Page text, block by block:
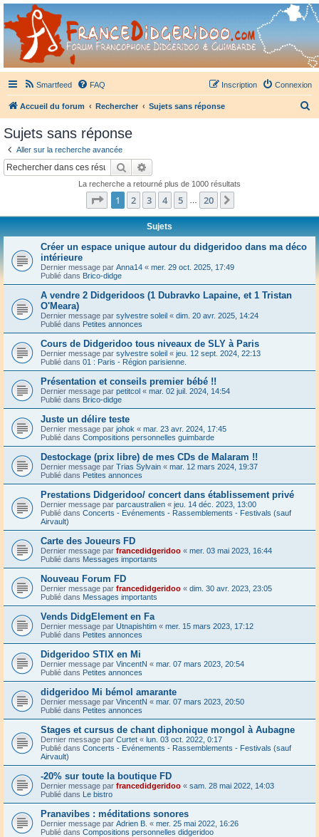
France Didgeridoo
Didgeridoo et Guimbarde sur France Didgeridoo - retrouvez la communauté.
Smartfeed FAQ Connexion
Inscription
Accueil du forum Rechercher Sujets sans réponse
Sujets sans réponse
Aller sur la recherche avancée
Rechercher
La recherche a retourné plus de 1000 résultats
Page 1sur20
1 2 3 4 5 20
Sujets
Créer un espace unique autour du didgeridoo dans ma déco
intérieure
Dernier message par Anna14 « mer. 29 oct. 2025, 17:49
Publié dans Brico-didge
A vendre 2 Didgeridoos (1 Dubravko Lapaine, et 1 Tristan
O'Meara)
Dernier message par sylvestre soleil « dim. 20 avr. 2025, 14:24
Publié dans Petites annonces
Cours de Didgeridoo tous niveaux de SLY à Paris
Dernier message par sylvestre soleil « jeu. 12 sept. 2024, 22:13
Publié dans 01 : Paris - Région parisienne.
Présentation et conseils premier bébé !!
Dernier message par petitcol « mar. 02 juil. 2024, 14:54
Publié dans Brico-didge
Juste un délire teste
Dernier message par johok « mar. 23 avr. 2024, 17:45
Publié dans Compositions personnelles guimbarde
Destockage (prix libre) de mes CDs de Malaram !!
Dernier message par Trias Sylvain « mar. 12 mars 2024, 19:37
Publié dans Petites annonces
Prestations Didgeridoo/ concert dans établissement privé
Dernier message par parcaustralien « jeu. 14 déc. 2023, 13:00
Publié dans Concerts - Evénements - Rassemblements - Festivals (sauf
Airvault)
Carte des Joueurs FD
Dernier message par francedidgeridoo « mer. 03 mai 2023, 16:44
Publié dans Messages importants
Nouveau Forum FD
Dernier message par francedidgeridoo « dim. 30 avr. 2023, 23:05
Publié dans Messages importants
Vends DidgElement en Fa
Dernier message par Utnapishtim « mer. 15 mars 2023, 17:12
Publié dans Petites annonces
Didgeridoo STIX en Mi
Dernier message par VincentN « mar. 07 mars 2023, 20:54
Publié dans Petites annonces
didgeridoo Mi bémol amarante
Dernier message par VincentN « mar. 07 mars 2023, 20:50
Publié dans Petites annonces
Stages et cursus de chant diphonique mongol à Aubagne
Dernier message par Curtet « lun. 03 oct. 2022, 0:17
Publié dans Concerts - Evénements - Rassemblements - Festivals (sauf
Airvault)
-20% sur toute la boutique FD
Dernier message par francedidgeridoo « sam. 28 mai 2022, 14:03
Publié dans Le bistro
Pranavibes : méditations sonores
Dernier message par Adrien B. « mer. 25 mai 2022, 16:26
Publié dans Compositions personnelles didgeridoo